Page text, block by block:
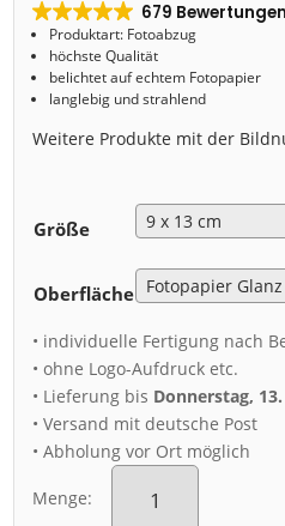
679 Bewertungen
Produktart: Fotoabzug
höchste Qualität
belichtet auf echtem Fotopapier
langlebig und strahlend
Weitere Produkte mit der
Größe
Oberfläche
• individuelle Fertigung nach
• ohne Logo-Aufdruck etc.
• Lieferung bis Donnerstag,
• Versand mit deutsche Post
• Abholung vor Ort möglich
Menge:
Fotoabzug
(00585)